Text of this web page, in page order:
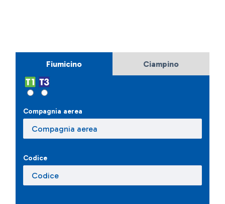
Fiumicino Ciampino
Compagnia aerea
Codice